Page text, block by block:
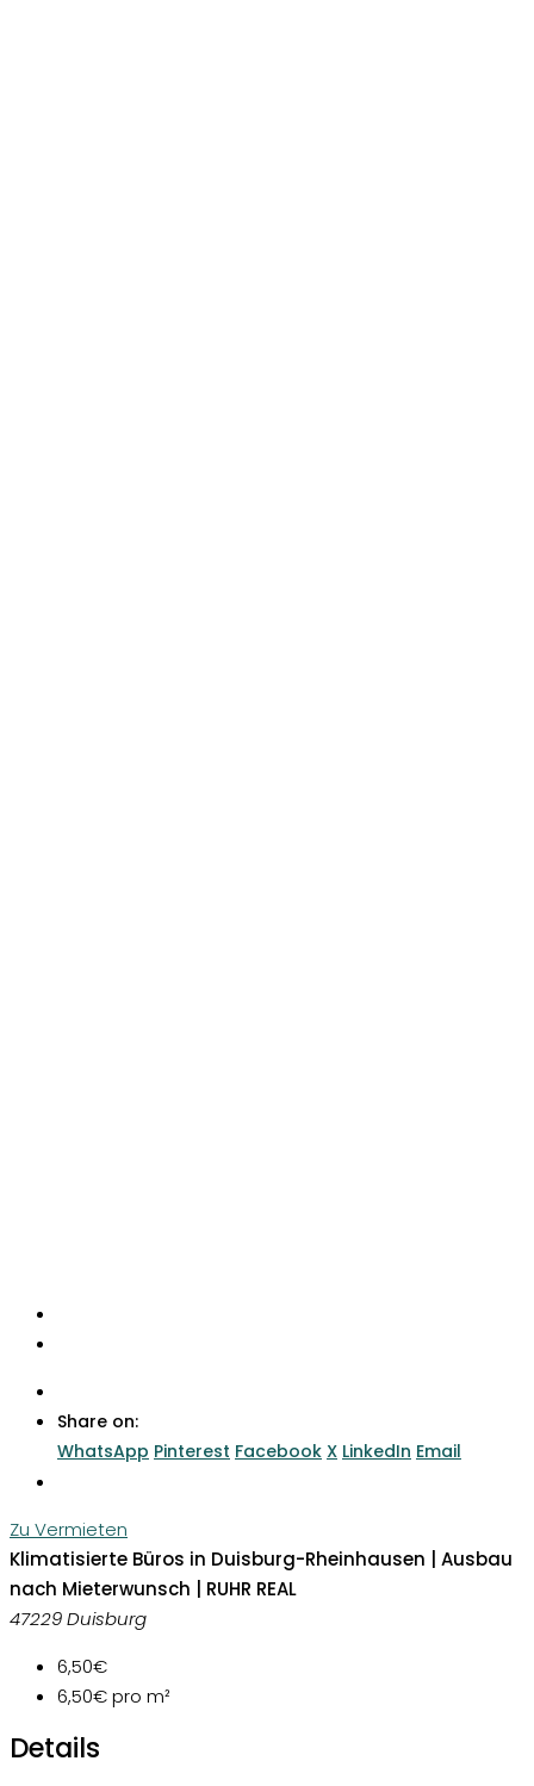
Share on:
WhatsApp Pinterest Facebook X LinkedIn Email
Zu Vermieten
Klimatisierte Büros in Duisburg-Rheinhausen | Ausbau
nach Mieterwunsch | RUHR REAL
47229 Duisburg
6,50€
6,50€pro m²
Details